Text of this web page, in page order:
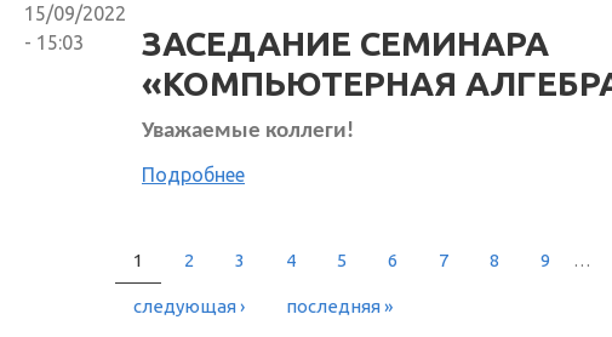
15/09/2022
- 15:03
ЗАСЕДАНИЕ СЕМИНАРА
«КОМПЬЮТЕРНАЯ
Уважаемые коллеги!
Подробнее
СТРАНИЦЫ
1 2 3 4 5 6 7 8 9 …
следующая › последняя »